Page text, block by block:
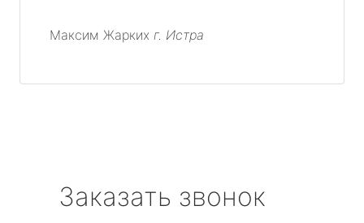
Максим Жарких г. Истра
Заказать звонок